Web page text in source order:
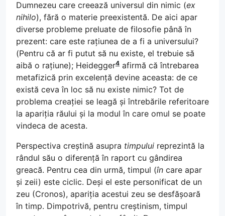
Dumnezeu care creează universul din nimic (ex
nihilo), fără o materie preexistentă. De aici apar
diverse probleme preluate de filosofie până în
prezent: care este rațiunea de a fi a universului?
(Pentru că ar fi putut să nu existe, el trebuie să
aibă o rațiune); Heidegger4 afirmă că întrebarea
metafizică prin excelență devine aceasta: de ce
există ceva în loc să nu existe nimic? Tot de
problema creației se leagă și întrebările referitoare
la apariția răului și la modul în care omul se poate
vindeca de acesta.
Perspectiva creștină asupra timpului reprezintă la
rândul său o diferență în raport cu gândirea
greacă. Pentru cea din urmă, timpul (în care apar
și zeii) este ciclic. Deși el este personificat de un
zeu (Cronos), apariția acestui zeu se desfășoară
în timp. Dimpotrivă, pentru creștinism, timpul